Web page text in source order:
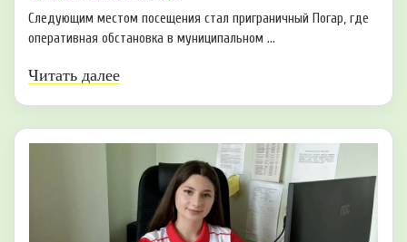
Следующим местом посещения стал приграничный Погар, где
оперативная обстановка в муниципальном ...
Читать далее